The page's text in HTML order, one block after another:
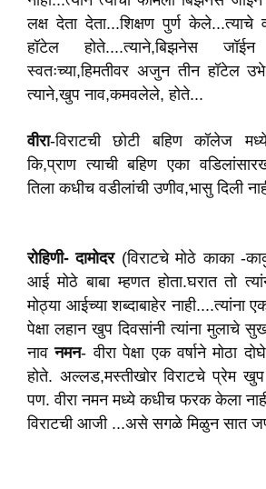
लक्ष देता देता...शिक्षण पुर्ण केले...त्याचे
हॉटेल होते....त्याने,बिझनेस
स्वतःच्या,हिमतीवर अजुन तीन हॉटेल
त्याने,खुप‌ नाव,कमवलेले, होते.‌‌..
वीरा-विराटची छोटी बहिण कॉलेज
कि,प्राण त्याची बहिण एका
तिला कधीच वडीलांची उणीव,भासु दिली
रोहिणी- दामोदर(विराटचे मोठे काका -
आई मोठे बाबा म्हणत होता.घरात तो
मोठ्या आईच्या शब्दाबाहेर नाही....त्यांना
पेक्षा लहान खुप दिवसांनी त्यांना मुलाचे
नाव नमन- वीरा पेक्षा एक वर्षाने मोठा
होते. अल्लड,मस्तीखोर विराटचे प्रेम
पण. वीरा नमन मध्ये कधीच फरक केला
विराटची आजी ...असे सगळे मिळुन सात